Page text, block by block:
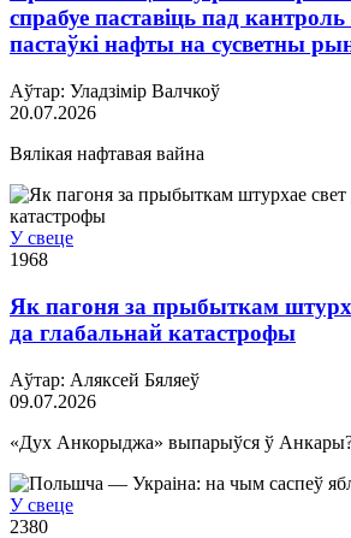
спрабуе паставіць пад
пастаўкі нафты на сусветны
Аўтар: Уладзімір Валчкоў
20.07.2026
Вялікая нафтавая вайна
У свеце
1968
Як пагоня за прыбыткам
да глабальнай катастрофы
Аўтар: Аляксей Бяляеў
09.07.2026
«Дух Анкорыджа» выпарыўся ў
У свеце
2380